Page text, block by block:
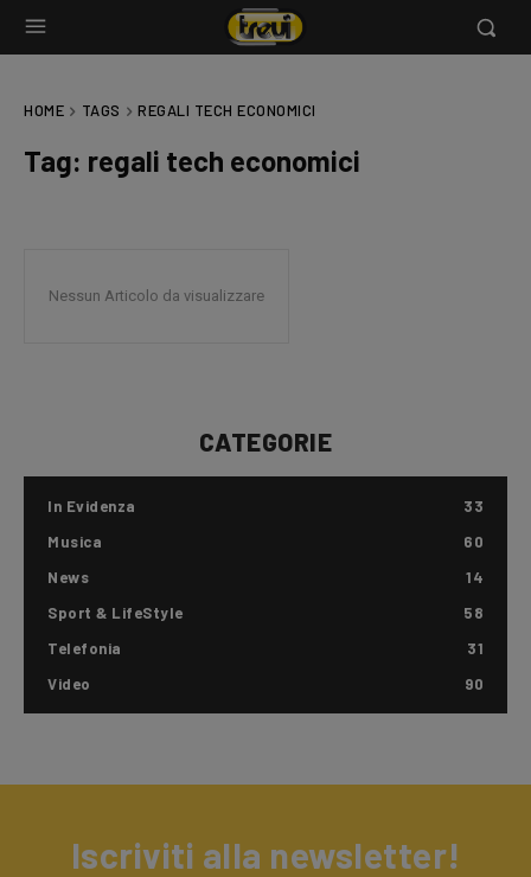
HOME TAGS REGALI TECH ECONOMICI
Tag: regali tech economici
Nessun Articolo da visualizzare
CATEGORIE
In Evidenza
33
Musica
60
News
14
Sport & LifeStyle
58
Telefonia
31
Video
90
Iscriviti alla newsletter!